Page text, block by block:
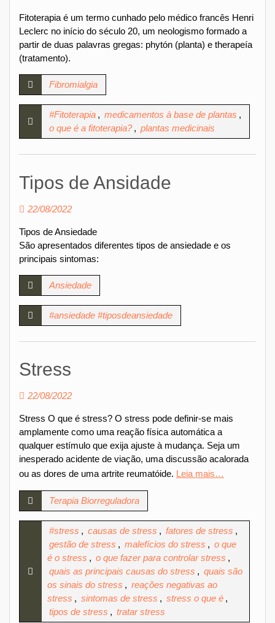
Fitoterapia é um termo cunhado pelo médico francês Henri
Leclerc no início do século 20, um neologismo formado a
partir de duas palavras gregas: phytón (planta) e therapeía
(tratamento).
Fibromialgia
#Fitoterapia , medicamentos à base de plantas ,
o que é a fitoterapia? , plantas medicinais
Tipos de Ansidade
22/08/2022
Tipos de Ansiedade
São apresentados diferentes tipos de ansiedade e os
principais sintomas:
Ansiedade
#ansiedade #tiposdeansiedade
Stress
22/08/2022
Stress O que é stress? O stress pode definir-se mais
amplamente como uma reação física automática a
qualquer estímulo que exija ajuste à mudança. Seja um
inesperado acidente de viação, uma discussão acalorada
ou as dores de uma artrite reumatóide. Leia mais…
Terapia Biorreguladora
#stress , causas de stress , fatores de stress ,
gestão de stress , malefícios do stress , o que
é o stress , o que fazer para controlar stress ,
quais as principais causas do stress , quais são
os sinais do stress , reações negativas ao
stress , sintomas de stress , stress o que é ,
tipos de stress , tratar stress